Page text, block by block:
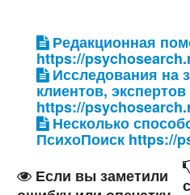
Редакционная
https://
Исследования на
клиентов,
https://
Несколько
ПсихоПоиск https://
Если вы заметили